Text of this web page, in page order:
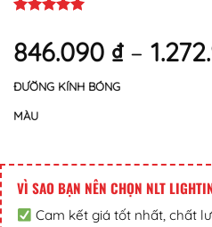
846.090 ₫–
ĐƯỜNG KÍNH BÓNG
MÀU
VÌ SAO BẠN NÊN CHỌN NLT
Cam kết giá tốt nhất, chất